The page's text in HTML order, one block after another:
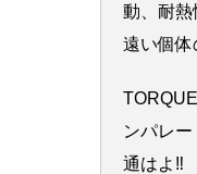
動、耐熱
遠い個体
ンパレ
通はよ‼️